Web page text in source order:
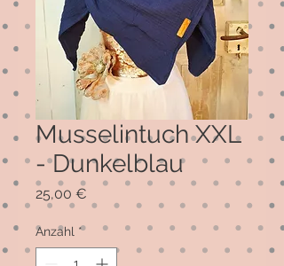
Musselintuch XXL
- Dunkelblau
25,00 €
Anzahl *